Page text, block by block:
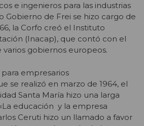
e ingenieros para las industrias
Gobierno de Frei se hizo cargo de
la Corfo creó el Instituto
(Inacap), que contó con el
gobiernos europeos.
empresarios
se realizó en marzo de 1964, el
Santa María hizo una larga
educación y la empresa
Ceruti hizo un llamado a favor